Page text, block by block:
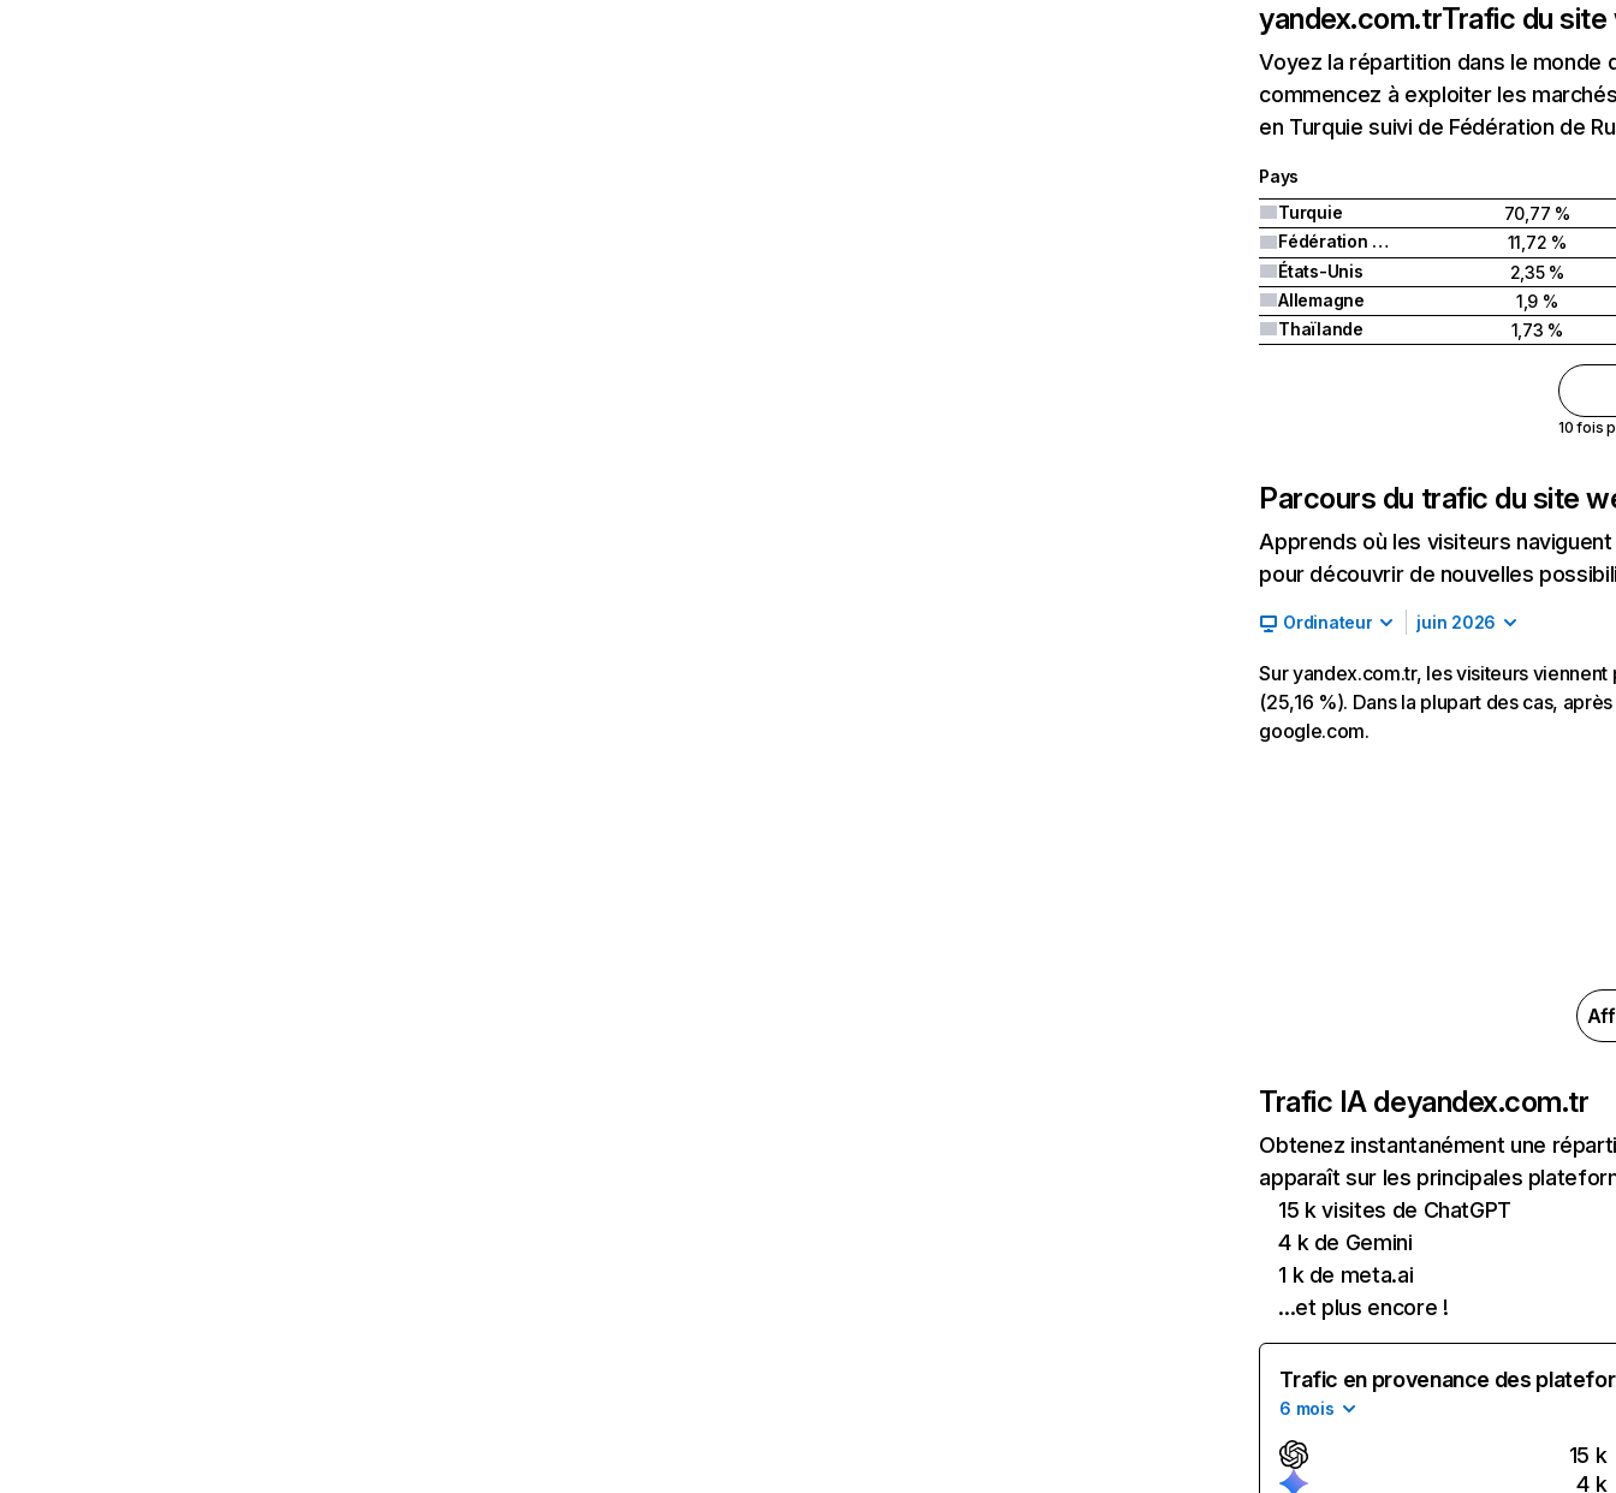
yandex.com.trTrafic du
Voyez la répartition dans le
commencez à exploiter les
en Turquie suivi de Fédération de
Pays
Turquie
70,77 %
Fédération de Russie
11,72 %
États-Unis
2,35 %
Allemagne
1,9 %
Thaïlande
1,73 %
10 fois
Parcours du trafic du site
Apprends où les visiteurs
pour découvrir de nouvelles
Ordinateur juin 2026
Sur yandex.com.tr, les visiteurs
(25,16 %). Dans la plupart des cas,
google.com.
Trafic IA deyandex.com.tr
Obtenez instantanément une
apparaît sur les principales
15 k visites de ChatGPT
4 k de Gemini
1 k de meta.ai
...et plus encore !
Trafic en provenance des
6 mois
15 k
4 k